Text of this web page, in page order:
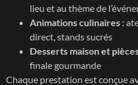
lieu et au thème de
Animations culinaires :
direct, stands sucrés
Desserts maison et
finale gourmande
Chaque prestation est conçue